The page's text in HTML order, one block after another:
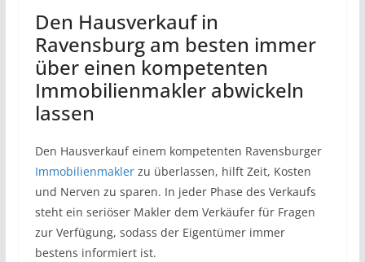
Den Hausverkauf in
Ravensburg am besten immer
über einen kompetenten
Immobilienmakler abwickeln
lassen
Den Hausverkauf einem kompetenten Ravensburger
Immobilienmaklerzu überlassen, hilft Zeit, Kosten
und Nerven zu sparen. In jeder Phase des Verkaufs
steht ein seriöser Makler dem Verkäufer für Fragen
zur Verfügung, sodass der Eigentümer immer
bestens informiert ist.